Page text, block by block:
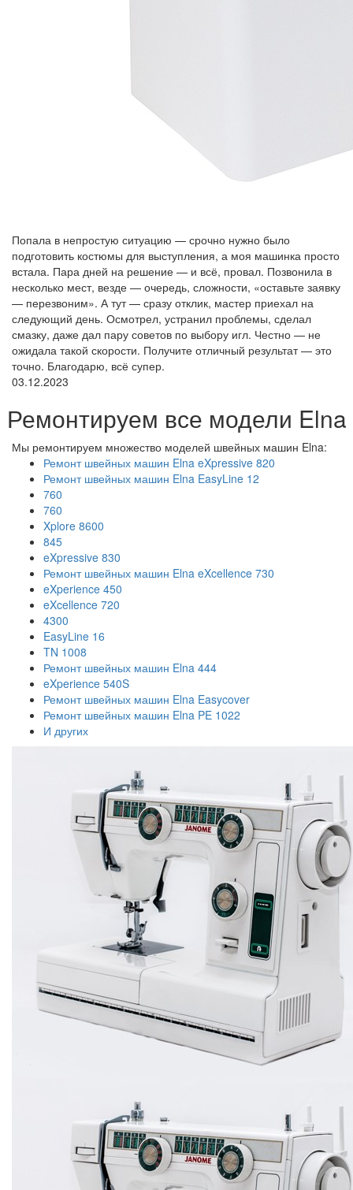
Попала в непростую ситуацию — срочно нужно было
подготовить костюмы для выступления, а моя машинка просто
встала. Пара дней на решение — и всё, провал. Позвонила в
несколько мест, везде — очередь, сложности, «оставьте заявку
— перезвоним». А тут — сразу отклик, мастер приехал на
следующий день. Осмотрел, устранил проблемы, сделал
смазку, даже дал пару советов по выбору игл. Честно — не
ожидала такой скорости. Получите отличный результат — это
точно. Благодарю, всё супер.
03.12.2023
Ремонтируем все модели Elna
Мы ремонтируем множество моделей швейных машин Elna:
Ремонт швейных машин Elna eXpressive 820
Ремонт швейных машин Elna EasyLine 12
760
760
Xplore 8600
845
eXpressive 830
Ремонт швейных машин Elna eXcellence 730
eXperience 450
eXcellence 720
4300
EasyLine 16
TN 1008
Ремонт швейных машин Elna 444
eXperience 540S
Ремонт швейных машин Elna Easycover
Ремонт швейных машин Elna PE 1022
И других